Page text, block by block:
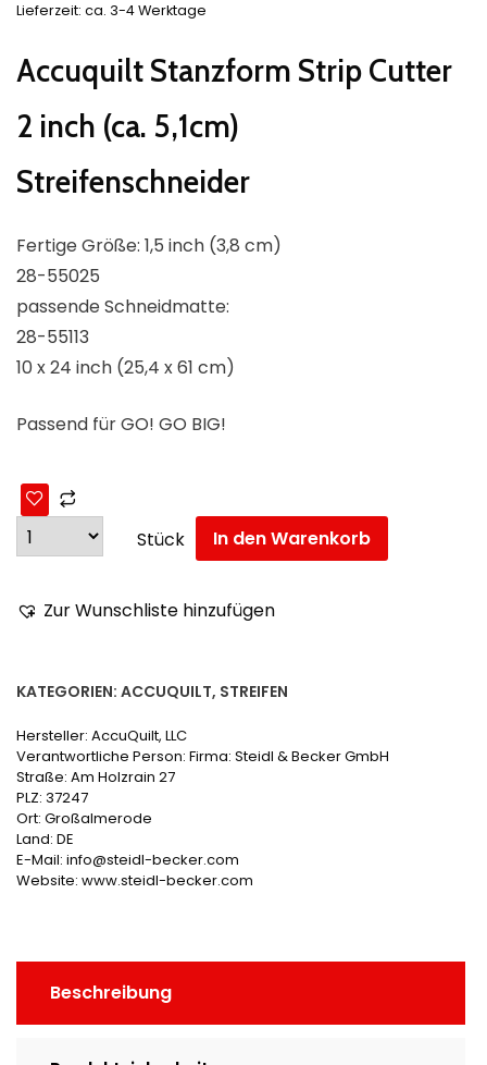
Lieferzeit: ca. 3-4 Werktage
Accuquilt Stanzform Strip Cutter
2 inch (ca. 5,1cm)
Streifenschneider
Fertige Größe: 1,5 inch (3,8 cm)
28-55025
passende Schneidmatte:
28-55113
10 x 24 inch (25,4 x 61 cm)
Passend für GO! GO BIG!
Stück In den Warenkorb
Zur Wunschliste hinzufügen
KATEGORIEN: ACCUQUILT, STREIFEN
Hersteller: AccuQuilt, LLC
Verantwortliche Person: Firma: Steidl & Becker GmbH
Straße: Am Holzrain 27
PLZ: 37247
Ort: Großalmerode
Land: DE
E-Mail: info@steidl-becker.com
Website: www.steidl-becker.com
Beschreibung